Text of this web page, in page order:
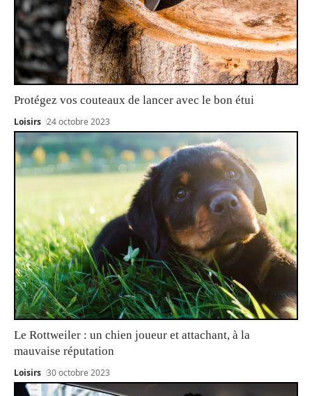
Protégez vos couteaux de lancer avec le bon étui
Loisirs 24 octobre 2023
Le Rottweiler : un chien joueur et attachant, à la
mauvaise réputation
Loisirs 30 octobre 2023